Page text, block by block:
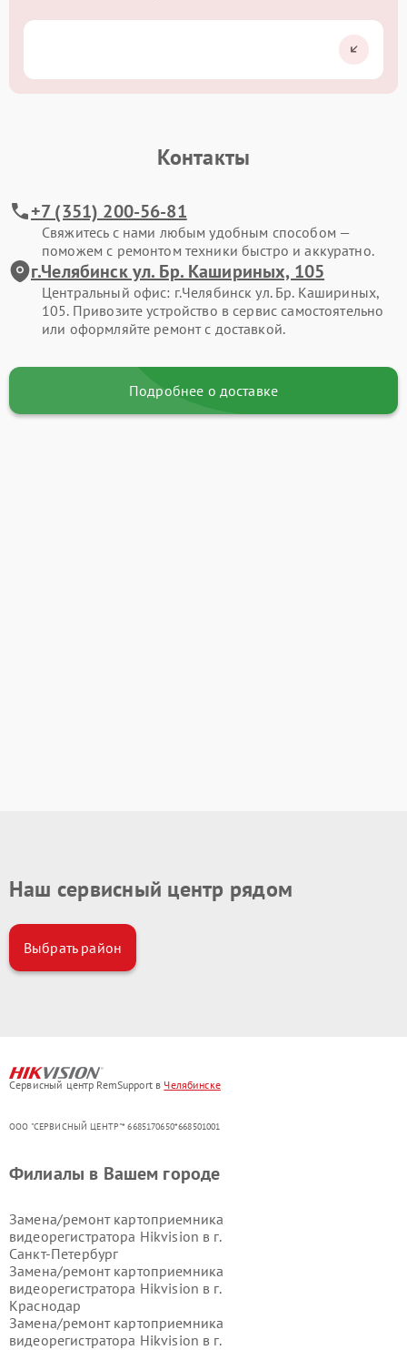
Контакты
+7 (351) 200-56-81
Свяжитесь с нами любым удобным способом —
поможем с ремонтом техники быстро и аккуратно.
г.Челябинск ул. Бр. Кашириных, 105
Центральный офис: г.Челябинск ул. Бр. Кашириных,
105. Привозите устройство в сервис самостоятельно
или оформляйте ремонт с доставкой.
Подробнее о доставке
Наш сервисный центр рядом
Выбрать район
Сервисный центр RemSupport в Челябинске
ООО "СЕРВИСНЫЙ ЦЕНТР"* 6685170650*668501001
Филиалы в Вашем городе
Замена/ремонт картоприемника
видеорегистратора Hikvision в г.
Санкт-Петербург
Замена/ремонт картоприемника
видеорегистратора Hikvision в г.
Краснодар
Замена/ремонт картоприемника
видеорегистратора Hikvision в г.